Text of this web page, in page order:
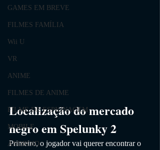
GAMES EM BREVE
FILMES FAMÍLIA
Wii U
VR
ANIME
FILMES DE ANIME
FILME DE ESPIONAGEM
MOBILE
ANDROID
Localização do mercado
negro em Spelunky 2
Primeiro, o jogador vai querer encontrar o